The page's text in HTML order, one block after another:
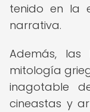
tenido en la
narrativa.
Además, las
mitología
inagotable
cineastas y